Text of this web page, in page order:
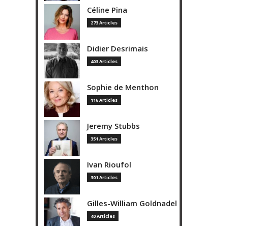
Céline Pina
273 Articles
Didier Desrimais
403 Articles
Sophie de Menthon
116 Articles
Jeremy Stubbs
351 Articles
Ivan Rioufol
301 Articles
Gilles-William Goldnadel
40 Articles